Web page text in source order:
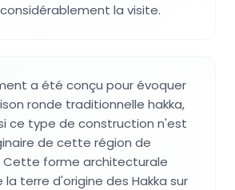
la visite.
a été conçu pour évoquer
ronde traditionnelle hakka,
ce type de construction n'est
de cette région de
Cette forme architecturale
la terre d'origine des Hakka sur